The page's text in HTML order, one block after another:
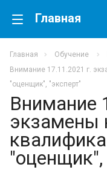
Главная
Главная Обучение
Внимание 17.11.2021 г.
"оценщик", "эксперт"
Внимание
экзамены
"оценщик",